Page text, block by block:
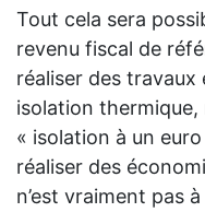
Tout cela sera
revenu fiscal de
réaliser des travaux
isolation thermique,
« isolation à un
réaliser des
n’est vraiment pas